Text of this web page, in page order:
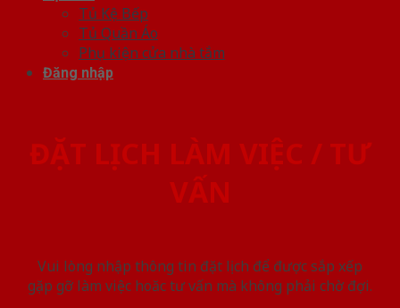
Tủ Kệ Bếp
Tủ Quần Áo
Phụ kiện cửa nhà tắm
Đăng nhập
ĐẶT LỊCH LÀM VIỆC / TƯ
VẤN
Vui lòng nhập thông tin đặt lịch để được sắp xếp
gặp gỡ làm việc hoăc tư vấn mà không phải chờ đợi.